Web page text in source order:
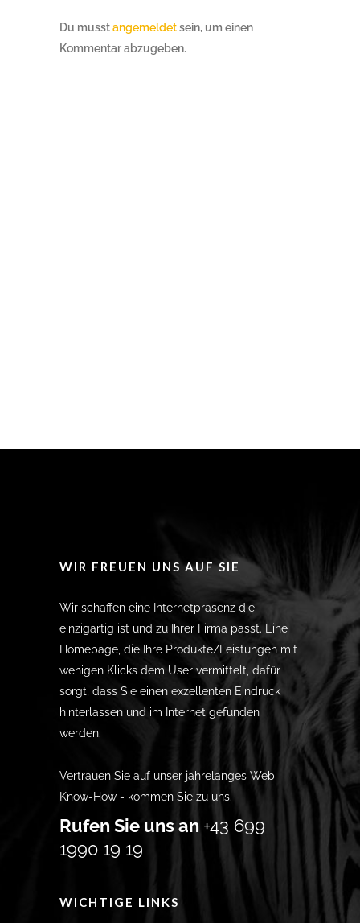
Du musstangemeldetsein, um einen
Kommentar abzugeben.
WIR FREUEN UNS AUF SIE
Wir schaffen eine Internetpräsenz die
einzigartig ist und zu Ihrer Firma passt. Eine
Homepage, die Ihre Produkte/Leistungen mit
wenigen Klicks dem User vermittelt, dafür
sorgt, dass Sie einen exzellenten Eindruck
hinterlassen und im Internet gefunden
werden.
Vertrauen Sie auf unser jahrelanges Web-
Know-How - kommen Sie zu uns.
Rufen Sie uns an +43 699
1990 19 19
WICHTIGE LINKS